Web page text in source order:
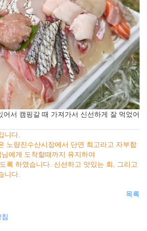
어서 캠핑갈 때 가져가서 신선하게 잘 먹었어
니다.
노량진수산시장에서 단연 최고라고 자부합
에게 도착할때까지 유지하여
록 하였습니다. 신선하고 맛있는 회, 그리고
니다.
목록